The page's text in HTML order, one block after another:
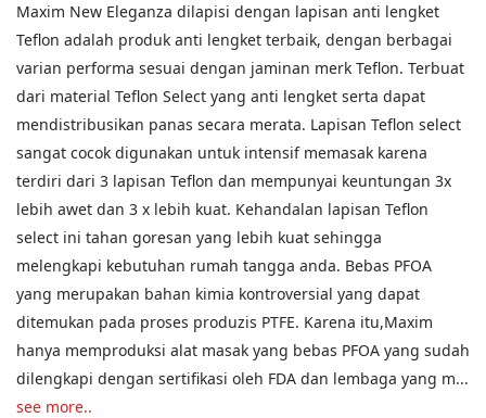
Maxim New Eleganza dilapisi dengan lapisan anti lengket
Teflon adalah produk anti lengket terbaik, dengan berbagai
varian performa sesuai dengan jaminan merk Teflon. Terbuat
dari material Teflon Select yang anti lengket serta dapat
mendistribusikan panas secara merata. Lapisan Teflon select
sangat cocok digunakan untuk intensif memasak karena
terdiri dari 3 lapisan Teflon dan mempunyai keuntungan 3x
lebih awet dan 3 x lebih kuat. Kehandalan lapisan Teflon
select ini tahan goresan yang lebih kuat sehingga
melengkapi kebutuhan rumah tangga anda. Bebas PFOA
yang merupakan bahan kimia kontroversial yang dapat
ditemukan pada proses produzis PTFE. Karena itu,Maxim
hanya memproduksi alat masak yang bebas PFOA yang sudah
dilengkapi dengan sertifikasi oleh FDA dan lembaga yang m...
see more..